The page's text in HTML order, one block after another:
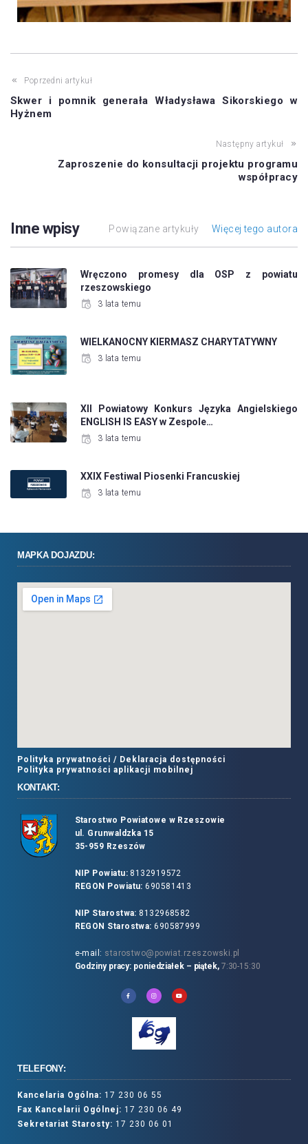
Poprzedni artykuł
Skwer i pomnik generała Władysława Sikorskiego w
Hyżnem
Następny artykuł
Zaproszenie do konsultacji projektu programu
współpracy
Inne wpisy Powiązane artykuły Więcej tego autora
Wręczono promesy dla OSP z powiatu
rzeszowskiego
3 lata temu
WIELKANOCNY KIERMASZ CHARYTATYWNY
3 lata temu
XII Powiatowy Konkurs Języka Angielskiego
ENGLISH IS EASY w Zespole…
3 lata temu
XXIX Festiwal Piosenki Francuskiej
3 lata temu
MAPKA DOJAZDU:
Polityka prywatności / Deklaracja dostępności
Polityka prywatności aplikacji mobilnej
KONTAKT:
Starostwo Powiatowe w Rzeszowie
ul. Grunwaldzka 15
35-959 Rzeszów
NIP Powiatu:8132919572
REGON Powiatu: 690581413
NIP Starostwa: 8132968582
REGON Starostwa: 690587999
e-mail: starostwo@powiat.rzeszowski.pl
Godziny pracy: poniedziałek – piątek, 7:30-15:30
TELEFONY:
Kancelaria Ogólna: 17 230 06 55
Fax Kancelarii Ogólnej: 17 230 06 49
Sekretariat Starosty: 17 230 06 01